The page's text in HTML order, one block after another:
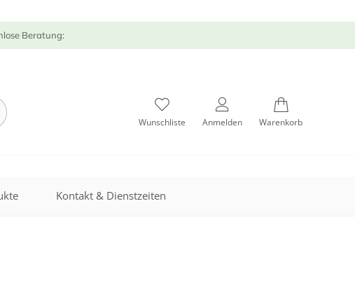
Beratung:
Wunschliste Anmelden Warenkorb
Kontakt & Dienstzeiten